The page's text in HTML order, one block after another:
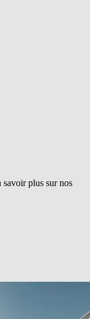
savoir plus sur nos